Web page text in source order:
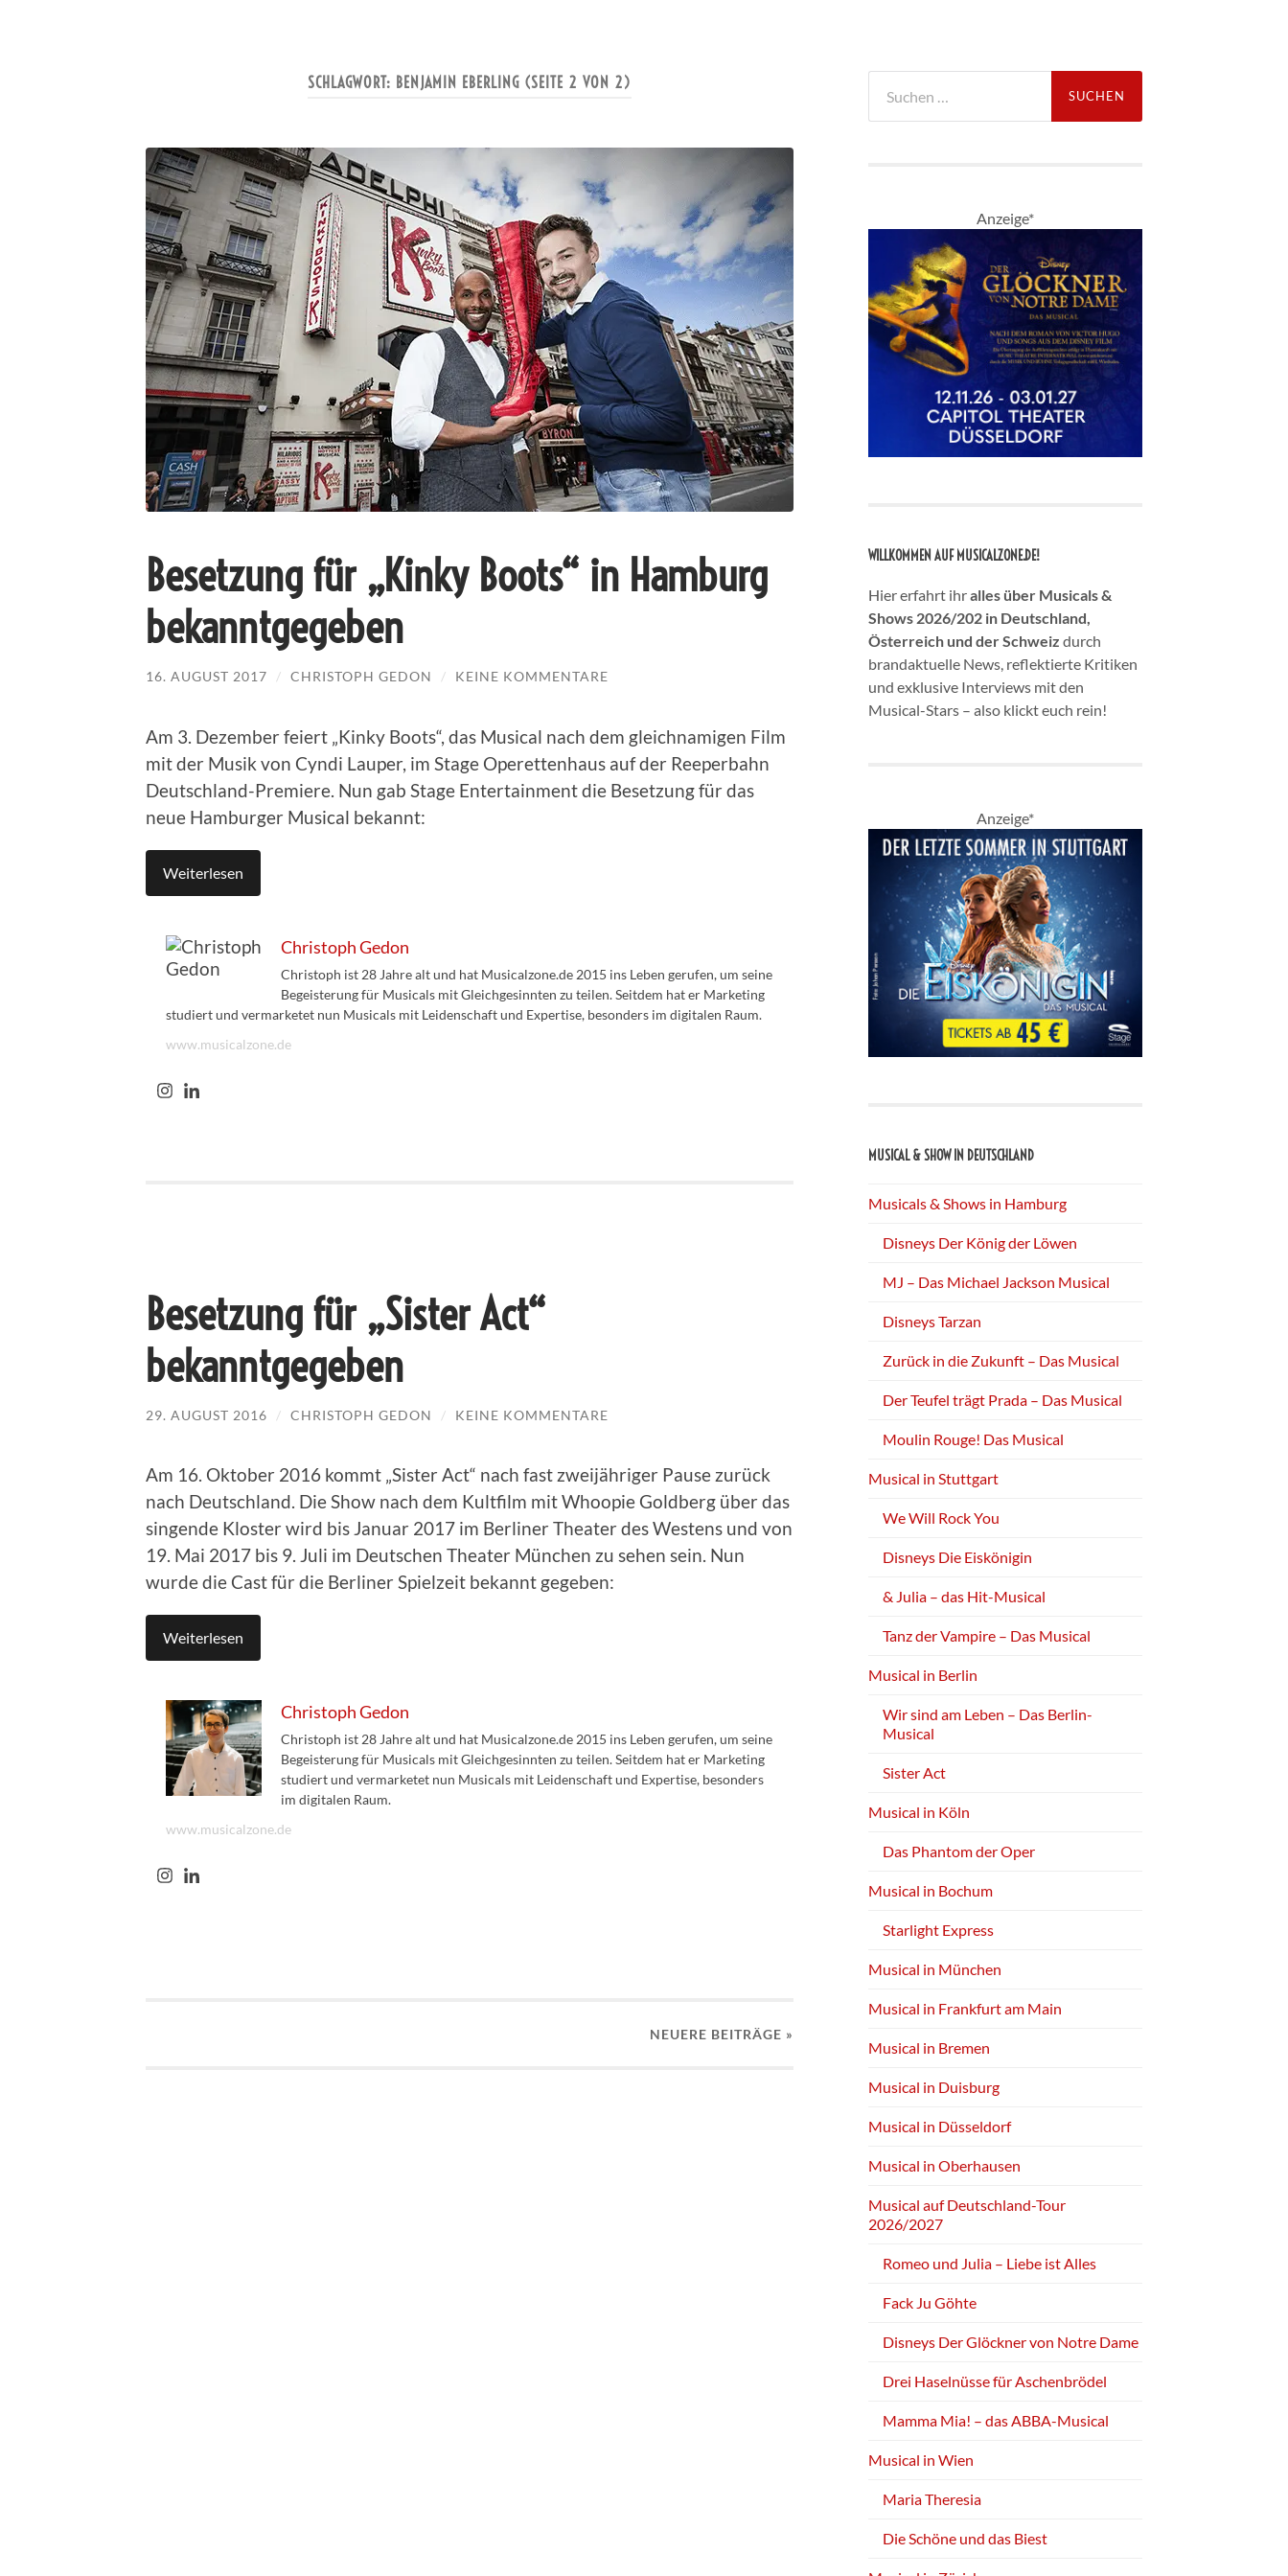
SCHLAGWORT: BENJAMIN EBERLING (SEITE 2 VON 2)
Besetzung für „Kinky Boots“ in Hamburg
bekanntgegeben
16. AUGUST 2017 / CHRISTOPH GEDON / KEINE KOMMENTARE
Am 3. Dezember feiert „Kinky Boots“, das Musical nach dem gleichnamigen Film
mit der Musik von Cyndi Lauper, im Stage Operettenhaus auf der Reeperbahn
Deutschland-Premiere. Nun gab Stage Entertainment die Besetzung für das
neue Hamburger Musical bekannt:
Weiterlesen
Christoph Gedon
Christoph ist 28 Jahre alt und hat Musicalzone.de 2015 ins Leben gerufen, um seine
Begeisterung für Musicals mit Gleichgesinnten zu teilen. Seitdem hat er Marketing
studiert und vermarketet nun Musicals mit Leidenschaft und Expertise, besonders im digitalen Raum.
www.musicalzone.de
Besetzung für „Sister Act“
bekanntgegeben
29. AUGUST 2016 / CHRISTOPH GEDON / KEINE KOMMENTARE
Am 16. Oktober 2016 kommt „Sister Act“ nach fast zweijähriger Pause zurück
nach Deutschland. Die Show nach dem Kultfilm mit Whoopie Goldberg über das
singende Kloster wird bis Januar 2017 im Berliner Theater des Westens und von
19. Mai 2017 bis 9. Juli im Deutschen Theater München zu sehen sein. Nun
wurde die Cast für die Berliner Spielzeit bekannt gegeben:
Weiterlesen
Christoph Gedon
Christoph ist 28 Jahre alt und hat Musicalzone.de 2015 ins Leben gerufen, um seine
Begeisterung für Musicals mit Gleichgesinnten zu teilen. Seitdem hat er Marketing
studiert und vermarketet nun Musicals mit Leidenschaft und Expertise, besonders
im digitalen Raum.
www.musicalzone.de
NEUERE BEITRÄGE »
nach:
Anzeige*
WILLKOMMEN AUF MUSICALZONE.DE!
Hier erfahrt ihralles über Musicals &
Shows 2026/202 in Deutschland,
Österreich und der Schweiz durch
brandaktuelle News, reflektierte Kritiken
und exklusive Interviews mit den
Musical-Stars – also klickt euch rein!
Anzeige*
MUSICAL & SHOW IN DEUTSCHLAND
Musicals & Shows in Hamburg
Disneys Der König der Löwen
MJ – Das Michael Jackson Musical
Disneys Tarzan
Zurück in die Zukunft – Das Musical
Der Teufel trägt Prada – Das Musical
Moulin Rouge! Das Musical
Musical in Stuttgart
We Will Rock You
Disneys Die Eiskönigin
& Julia – das Hit-Musical
Tanz der Vampire – Das Musical
Musical in Berlin
Wir sind am Leben – Das Berlin-
Musical
Sister Act
Musical in Köln
Das Phantom der Oper
Musical in Bochum
Starlight Express
Musical in München
Musical in Frankfurt am Main
Musical in Bremen
Musical in Duisburg
Musical in Düsseldorf
Musical in Oberhausen
Musical auf Deutschland-Tour
2026/2027
Romeo und Julia – Liebe ist Alles
Fack Ju Göhte
Disneys Der Glöckner von Notre Dame
Drei Haselnüsse für Aschenbrödel
Mamma Mia! – das ABBA-Musical
Musical in Wien
Maria Theresia
Die Schöne und das Biest